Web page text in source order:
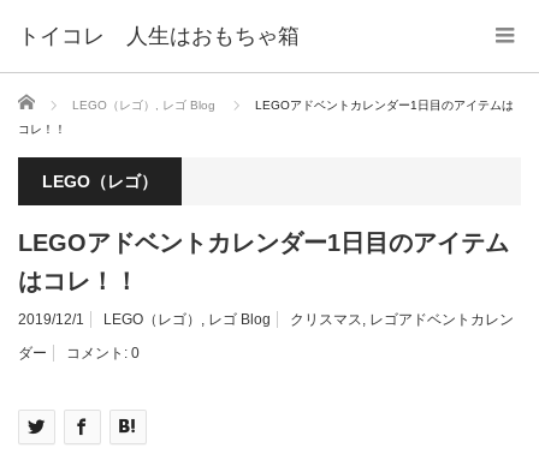
トイコレ 人生はおもちゃ箱
ホーム LEGO（レゴ） レゴ Blog
LEGOアドベントカレンダー1日目のアイテムは
コレ！！
LEGO（レゴ）
LEGOアドベントカレンダー1日目のアイテム
はコレ！！
2019/12/1 LEGO（レゴ） , レゴ Blog クリスマス, レゴアドベントカレン
ダー
コメント: 0